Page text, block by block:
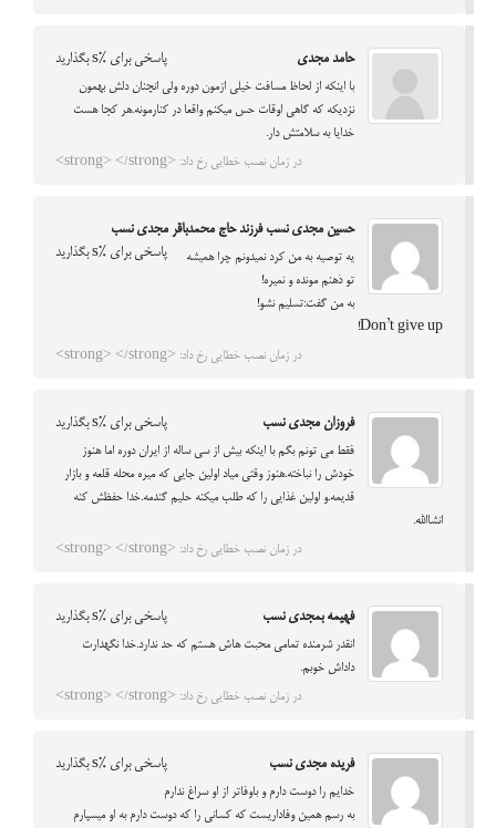
حامد مجدی پاسخی برای %s بگذارید
با اینکه از لحاظ مسافت خیلی ازمون دوره ولی انچنان دلش بهمون
نزدیکه که گاهی اوقات حس میکنم واقعا در کنارمونه.هر کجا هست
خدایا به سلامتش دار.
در زمان نصب خطایی رخ داد: <strong> </strong>
حسین مجدی نسب فرزند حاج محمدباقر مجدی نسب
پاسخی برای %s بگذارید
یه توصیه به من کرد نمیدونم چرا همیشه
تو ذهنم مونده و نمیره!
به من گفت:تسلیم نشو!
Don’t give up!
در زمان نصب خطایی رخ داد: <strong> </strong>
فروزان مجدی نسب پاسخی برای %s بگذارید
فقط می تونم بگم با اینکه بیش از سی ساله از ایران دوره اما هنوز
خودش را نباخته.هنوز وقتی میاد اولین جایی که میره محله قلعه و بازار
قدیمه.و اولین غذایی را که طلب میکنه حلیم گندمه.خدا حفظش کنه
انشاالله.
در زمان نصب خطایی رخ داد: <strong> </strong>
فهیمه بمجدی نسب پاسخی برای %s بگذارید
انقدر شرمنده تمامی محبت هاش هستم که حد ندارد.خدا نگهدارت
داداش خوبم.
در زمان نصب خطایی رخ داد: <strong> </strong>
فریده مجدی نسب پاسخی برای %s بگذارید
خدایم را دوست دارم و باوفاتر از او سراغ ندارم
به رسم همین وفاداریست که کسانی را که دوست دارم به او میسپارم